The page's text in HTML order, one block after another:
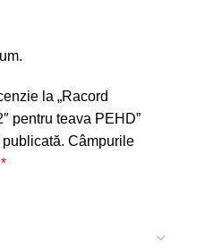
la „Racord
pentru teava PEHD”
Câmpurile
*